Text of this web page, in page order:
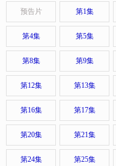
预告片 第1集
第4集 第5集
第8集 第9集
第12集 第13集
第16集 第17集
第20集 第21集
第24集 第25集